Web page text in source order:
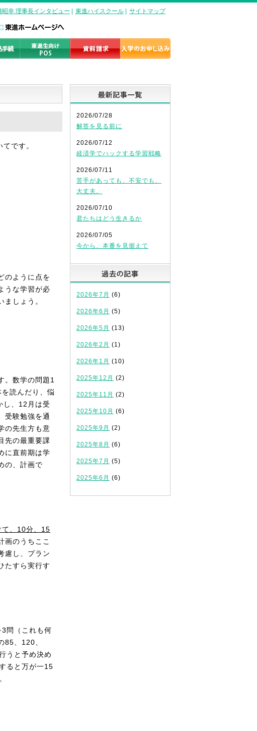
昭幸 理事長インタビュー 東進ハイスクール サイトマップ
です。
のように点を
うな学習が必
しょう。
。数学の問題1
読んだり、悩
し、12月は受
受験勉強を通
の先生方も意
先の最重要課
に直前期は学
の、計画で
て、10分、15
画のうちここ
慮し、プラン
たすら実行す
問（これも何
85、120、
うと予め決め
ると万が一15
2026/07/28
解答を見る前に
2026/07/12
経済学でハックする学習戦略
2026/07/11
苦手があっても、不安でも、
大丈夫。
2026/07/10
君たちはどう生きるか
2026/07/05
今から、本番を見据えて
2026年7月 (6)
2026年6月 (5)
2026年5月 (13)
2026年2月 (1)
2026年1月 (10)
2025年12月 (2)
2025年11月 (2)
2025年10月 (6)
2025年9月 (2)
2025年8月 (6)
2025年7月 (5)
2025年6月 (6)